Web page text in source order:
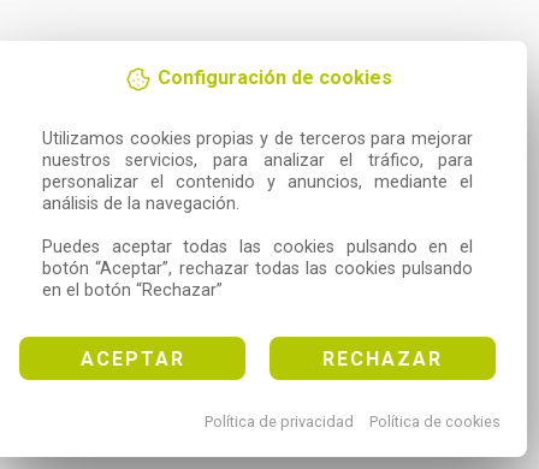
Configuración de cookies
Utilizamos cookies propias y de terceros para mejorar
nuestros servicios, para analizar el tráfico, para
personalizar el contenido y anuncios, mediante el
análisis de la navegación.
Puedes aceptar todas las cookies pulsando en el
botón “Aceptar”, rechazar todas las cookies pulsando
en el botón “Rechazar”
ACEPTAR RECHAZAR
Política de privacidad Política de cookies